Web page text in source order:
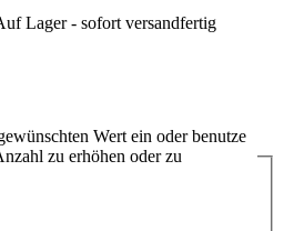
Lager - sofort versandfertig
Wert ein oder benutze
zu erhöhen oder zu